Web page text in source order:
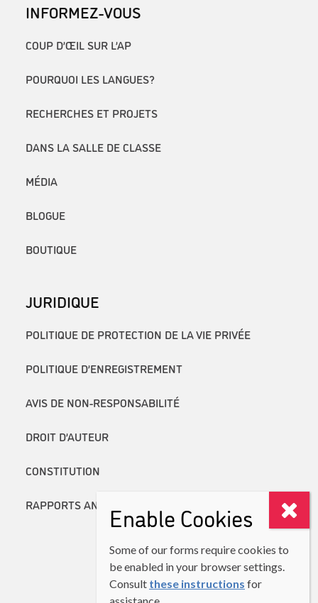
INFORMEZ-VOUS
COUP D’ŒIL SUR L’AP
POURQUOI LES LANGUES?
RECHERCHES ET PROJETS
DANS LA SALLE DE CLASSE
MÉDIA
BLOGUE
BOUTIQUE
JURIDIQUE
POLITIQUE DE PROTECTION DE LA VIE PRIVÉE
POLITIQUE D’ENREGISTREMENT
AVIS DE NON-RESPONSABILITÉ
DROIT D’AUTEUR
CONSTITUTION
RAPPORTS ANNUELSEnable Cookies
Some of our forms require cookies to
be enabled in your browser settings.
Consult these instructions for